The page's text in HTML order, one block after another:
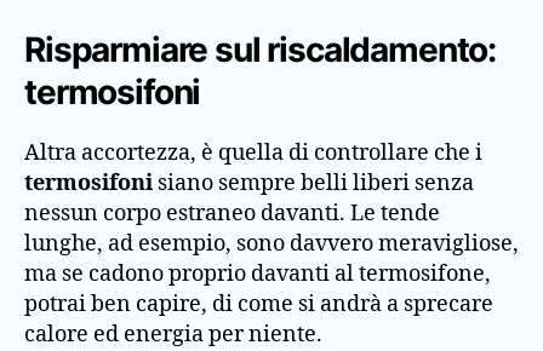
Risparmiare sul riscaldamento:
termosifoni
Altra accortezza, è quella di controllare che i
termosifoni siano sempre belli liberi senza
nessun corpo estraneo davanti. Le tende
lunghe, ad esempio, sono davvero meravigliose,
ma se cadono proprio davanti al termosifone,
potrai ben capire, di come si andrà a sprecare
calore ed energia per niente.